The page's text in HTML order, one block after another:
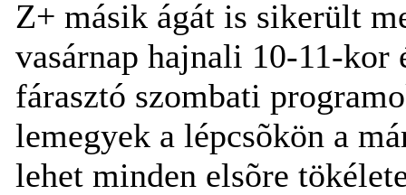
Z+ másik ágát is sikerült
vasárnap hajnali 10-11-
fárasztó szombati
lemegyek a lépcsõkön a
lehet minden elsõre